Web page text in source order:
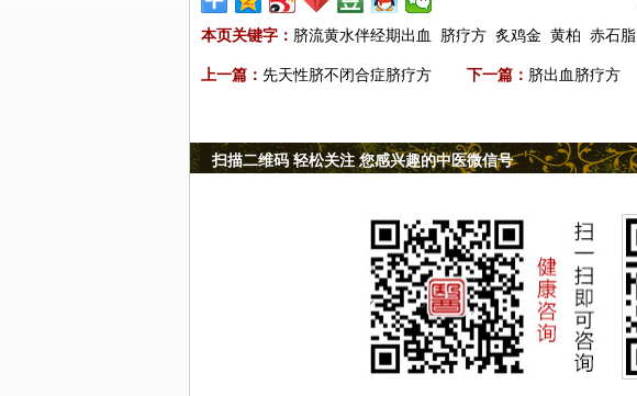
本页关键字： 脐流黄水伴经期出血 脐疗方 炙鸡金 黄柏 赤石脂
上一篇： 先天性脐不闭合症脐疗方 下一篇： 脐出血脐疗方
扫描二维码 轻松关注 您感兴趣的中医微信号